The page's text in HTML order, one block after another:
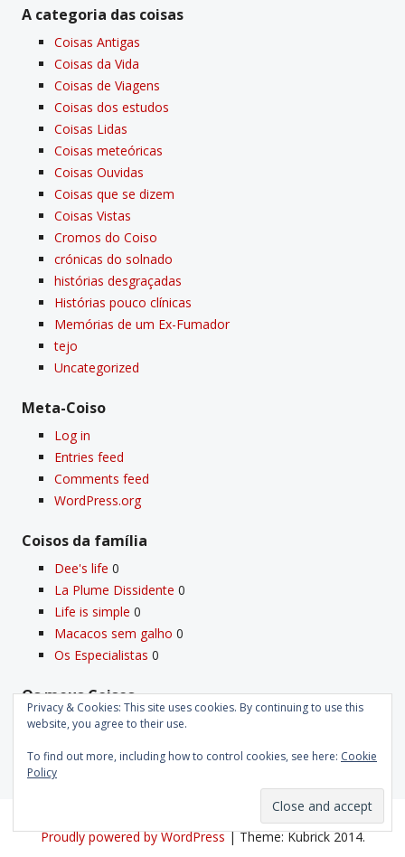
A categoria das coisas
Coisas Antigas
Coisas da Vida
Coisas de Viagens
Coisas dos estudos
Coisas Lidas
Coisas meteóricas
Coisas Ouvidas
Coisas que se dizem
Coisas Vistas
Cromos do Coiso
crónicas do solnado
histórias desgraçadas
Histórias pouco clí­nicas
Memórias de um Ex-Fumador
tejo
Uncategorized
Meta-Coiso
Log in
Entries feed
Comments feed
WordPress.org
Coisos da famí­lia
Dee's life 0
La Plume Dissidente 0
Life is simple 0
Macacos sem galho 0
Os Especialistas 0
Os meus Coisos
Deus0
Privacy & Cookies: This site uses cookies. By continuing to use this
website, you agree to their use.
To find out more, including how to control cookies, see here: Cookie
Policy
Proudly powered by WordPress |Theme: Kubrick 2014.